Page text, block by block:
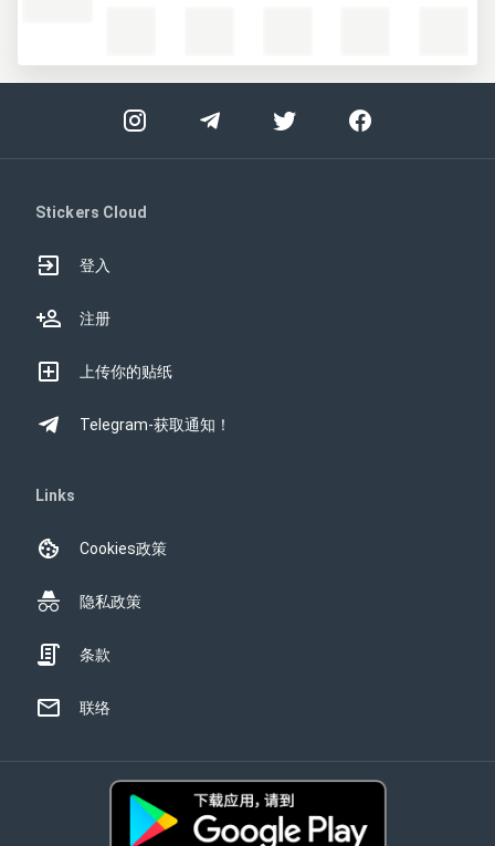
Stickers Cloud
登入
注册
上传你的贴纸
Telegram-获取通知！
Links
Cookies政策
隐私政策
条款
联络